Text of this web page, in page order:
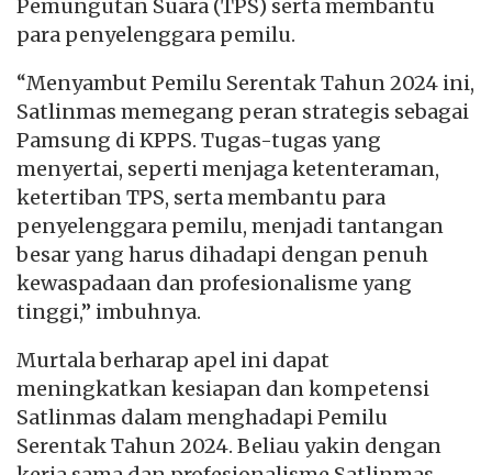
Pemungutan Suara (TPS) serta membantu
para penyelenggara pemilu.
“Menyambut Pemilu Serentak Tahun 2024 ini,
Satlinmas memegang peran strategis sebagai
Pamsung di KPPS. Tugas-tugas yang
menyertai, seperti menjaga ketenteraman,
ketertiban TPS, serta membantu para
penyelenggara pemilu, menjadi tantangan
besar yang harus dihadapi dengan penuh
kewaspadaan dan profesionalisme yang
tinggi,” imbuhnya.
Murtala berharap apel ini dapat
meningkatkan kesiapan dan kompetensi
Satlinmas dalam menghadapi Pemilu
Serentak Tahun 2024. Beliau yakin dengan